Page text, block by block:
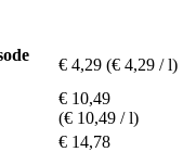
€ 4,29 (€ 4,29 / l)
€ 10,49
(€ 10,49 / l)
€ 14,78